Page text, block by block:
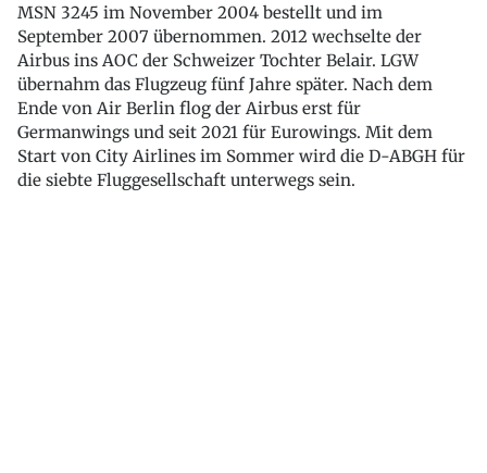
MSN 3245 im November 2004 bestellt und im
September 2007 übernommen. 2012 wechselte der
Airbus ins AOC der Schweizer Tochter Belair. LGW
übernahm das Flugzeug fünf Jahre später. Nach dem
Ende von Air Berlin flog der Airbus erst für
Germanwings und seit 2021 für Eurowings. Mit dem
Start von City Airlines im Sommer wird die D-ABGH für
die siebte Fluggesellschaft unterwegs sein.